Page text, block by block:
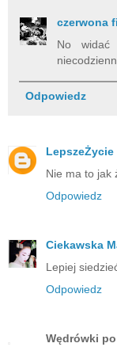
czerwona
No widać
Odpowiedz
LepszeŻycie
Nie ma to jak
Odpowiedz
Ciekawska
Lepiej
Odpowiedz
Wędrówki